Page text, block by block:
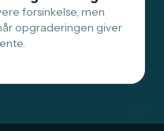
forsinkelse, men
opgraderingen giver